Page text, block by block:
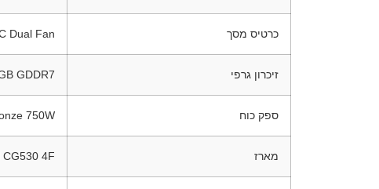
כרטיס מסך Dual Fan
זיכרון גרפי GDDR7
ספק כוח 750W
מארז CG530 4F